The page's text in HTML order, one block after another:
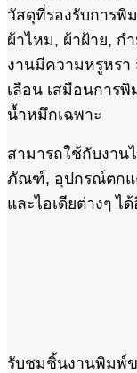
วัสดุที่รองรับการ
ผ้าไหม, ผ้าฝ้าย, ก
งานมีความหรูหร
เลือน เสมือนการ
น้ำหมึกเฉพาะ
สามารถใช้กับงาน
ภัณฑ์, อุปกรณ์ตกแ
และไอเดียต่างๆ ไ
รับชมชิ้นงานพิมพ์ข